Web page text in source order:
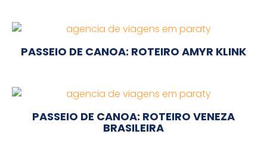
PASSEIO DE CANOA: ROTEIRO AMYR KLINK
PASSEIO DE CANOA: ROTEIRO VENEZA
BRASILEIRA